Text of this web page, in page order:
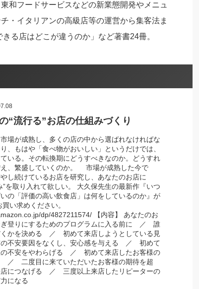
和フードサービスなどの新業態開発やメニュ
・イタリアンの高級店等の運営から集客法ま
る店はどこが違うのか」など著書24冊。
“流行る”お店の仕組みづくり
場が成熟し、多くの店の中から選ばれなければな
、もはや「食べ物がおいしい」というだけでは、
いる。その転換期にどうすべきなのか。どうすれ
え、繁盛していくのか。 市場が成熟した今で
し続けているお店を研究し、あなたのお店に
”を取り入れて欲しい。 大久保先生の最新作『いつ
の「評価の高い飲食店」は何をしているのか』が
い求めください。
dp/4827211574/ 【内容】 あなたのお
ぎ登りにするためのプログラムに入る前に ／ 誰
くかを決める ／ 初めて来店しようとしている見
の不安要因をなくし、安心感を与える ／ 初めて
の不安をやわらげる ／ 初めて来店したお客様の
／ 二度目に来ていただいたお客様の期待を超
店につなげる ／ 三度以上来店したリピーターの
になる